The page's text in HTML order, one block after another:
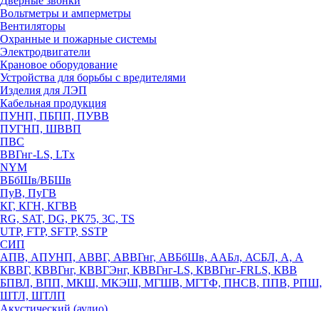
Вольтметры и амперметры
Вентиляторы
Охранные и пожарные системы
Электродвигатели
Крановое оборудование
Устройства для борьбы с вредителями
Изделия для ЛЭП
Кабельная продукция
ПУНП, ПБПП, ПУВВ
ПУГНП, ШВВП
ПВС
ВВГнг-LS, LTx
NYM
ВБбШв/ВБШв
ПуВ, ПуГВ
КГ, КГН, КГВВ
RG, SAT, DG, РК75, 3С, TS
UTP, FTP, SFTP, SSTP
СИП
АПВ, АПУНП, АВВГ, АВВГнг, АВБбШв, ААБл, АСБЛ, А, А
КВВГ, КВВГнг, КВВГЭнг, КВВГнг-LS, КВВГнг-FRLS, КВВ
БПВЛ, ВПП, МКШ, МКЭШ, МГШВ, МГТФ, ПНСВ, ППВ, РПШ,
ШТЛ, ШТЛП
Акустический (аудио)